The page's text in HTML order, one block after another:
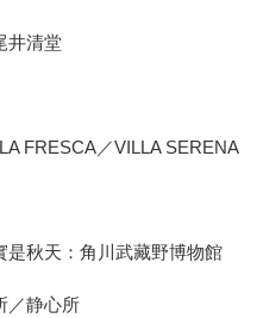
井清堂
FRESCA／VILLA SERENA
是秋天：角川武藏野博物館
／静心所